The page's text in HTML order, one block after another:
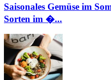
Saisonales Gemüse im
Sorten im �...